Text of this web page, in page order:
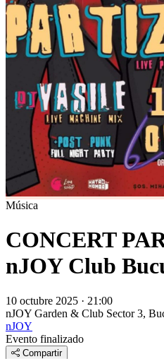
Música
CONCERT
nJOY Club
10 octubre 2025 · 21:00
nJOY Garden & Club Sector 3,
nJOY
Evento finalizado
Compartir